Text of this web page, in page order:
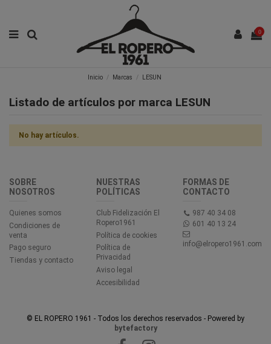
0
Inicio Marcas LESUN
Listado de artículos por marca LESUN
No hay artículos.
SOBRE
NOSOTROS
Quienes somos
Condiciones de
venta
Pago seguro
Tiendas y contacto
NUESTRAS
POLÍTICAS
Club Fidelización El
Ropero1961
Política de cookies
Política de
Privacidad
Aviso legal
Accesibilidad
FORMAS DE
CONTACTO
987 40 34 08
601 40 13 24
info@elropero1961.com
© EL ROPERO 1961 - Todos los derechos reservados - Powered by
bytefactory